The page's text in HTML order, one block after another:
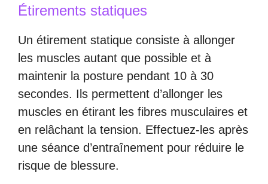
Étirements statiques
Un étirement statique consiste à allonger
les muscles autant que possible et à
maintenir la posture pendant 10 à 30
secondes. Ils permettent d’allonger les
muscles en étirant les fibres musculaires et
en relâchant la tension. Effectuez-les après
une séance d’entraînement pour réduire le
risque de blessure.